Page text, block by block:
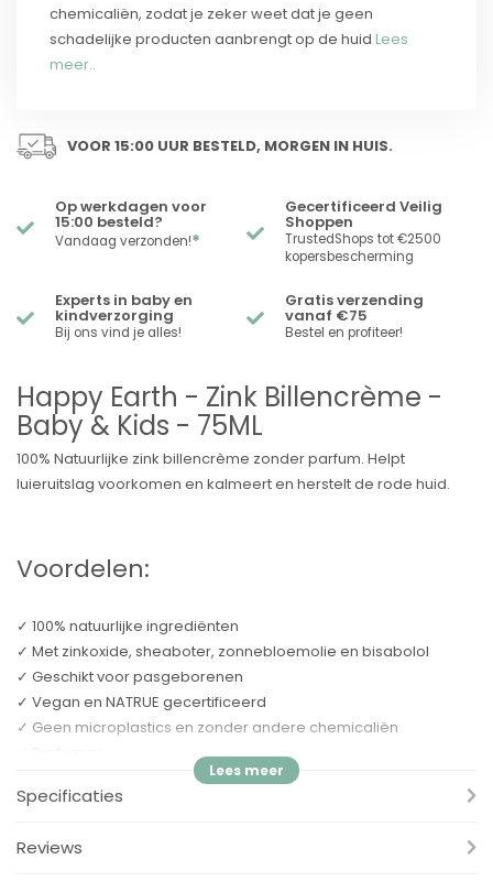
chemicaliën, zodat je zeker weet dat je geen
schadelijke producten aanbrengt op de huid Lees
meer..
VOOR 15:00 UUR BESTELD, MORGEN IN HUIS.
Op werkdagen voor
15:00 besteld?
Vandaag verzonden!*
Gecertificeerd Veilig
Shoppen
TrustedShops tot €2500
kopersbescherming
Experts in baby en
kindverzorging
Bij ons vind je alles!
Gratis verzending
vanaf €75
Bestel en profiteer!
Happy Earth - Zink Billencrème -
Baby & Kids - 75ML
100% Natuurlijke zink billencrème zonder parfum. Helpt
luieruitslag voorkomen en kalmeert en herstelt de rode huid.
Voordelen:
✓ 100% natuurlijke ingrediënten
✓ Met zinkoxide, sheaboter, zonnebloemolie en bisabolol
✓ Geschikt voor pasgeborenen
✓ Vegan en NATRUE gecertificeerd
✓ Geen microplastics en zonder andere chemicaliën
✓ Tube gemaakt van suikerriet
✓ Geproduceerd in NL met groene energie
Happy Earth Zink Billencrème zonder parfum bestaat alleen uit
Specificaties
Reviews